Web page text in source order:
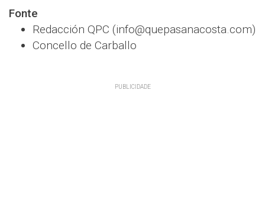
Fonte
Redacción QPC (info@quepasanacosta.com)
Concello de Carballo